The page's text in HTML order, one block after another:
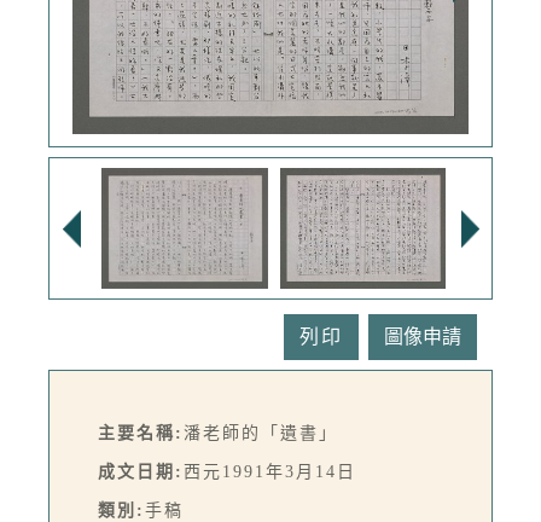
列印
主要名稱: 潘老師的「遺書」
成文日期: 西元1991年3月14日
類別: 手稿